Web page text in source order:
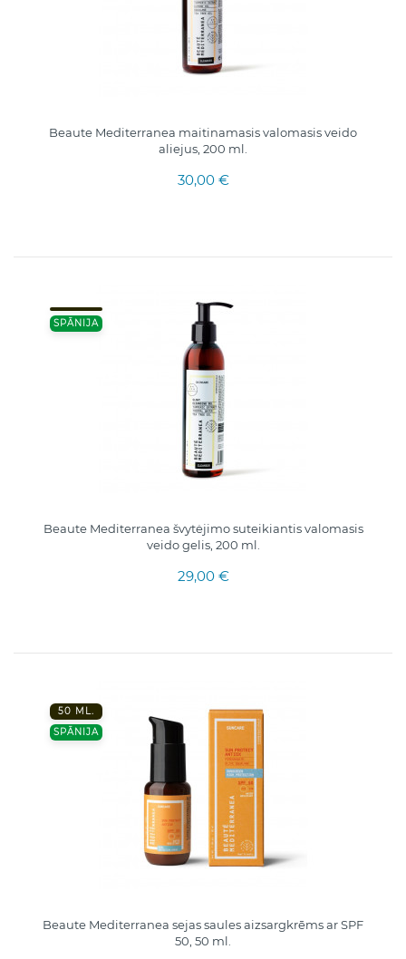
Beaute Mediterranea maitinamasis valomasis veido
aliejus, 200 ml.
30,00 €
SPĀNIJA
Beaute Mediterranea švytėjimo suteikiantis valomasis
veido gelis, 200 ml.
29,00 €
50 ML.
SPĀNIJA
Beaute Mediterranea sejas saules aizsargkrēms ar SPF
50, 50 ml.